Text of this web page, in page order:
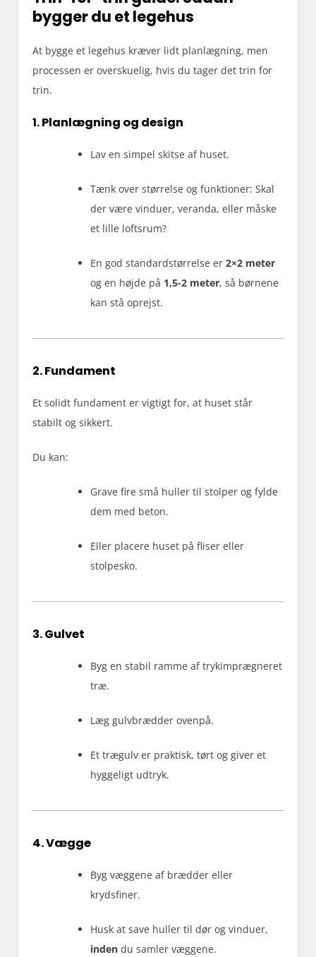
bygger du et legehus
At bygge et legehus kræver lidt planlægning, men
processen er overskuelig, hvis du tager det trin for
trin.
1. Planlægning og design
Lav en simpel skitse af huset.
Tænk over størrelse og funktioner: Skal
der være vinduer, veranda, eller måske
et lille loftsrum?
En god standardstørrelse er2×2 meter
og en højde på 1,5-2 meter, så børnene
kan stå oprejst.
2. Fundament
Et solidt fundament er vigtigt for, at huset står
stabilt og sikkert.
Du kan:
Grave fire små huller til stolper og fylde
dem med beton.
Eller placere huset på fliser eller
stolpesko.
3. Gulvet
Byg en stabil ramme af trykimprægneret
træ.
Læg gulvbrædder ovenpå.
Et trægulv er praktisk, tørt og giver et
hyggeligt udtryk.
4. Vægge
Byg væggene af brædder eller
krydsfiner.
Husk at save huller til dør og vinduer,
inden du samler væggene.